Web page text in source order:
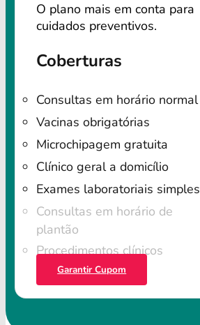
O plano mais em conta para
cuidados preventivos.
Coberturas
Consultas em horário normal
Vacinas obrigatórias
Microchipagem gratuita
Clínico geral a domicílio
Exames laboratoriais simples
Consultas em horário de
plantão
Procedimentos clínicos
Garantir Cupom